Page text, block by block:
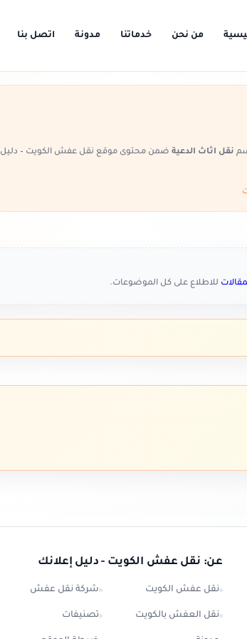
من نحن خدماتنا مدونة اتصل بنا
نقل اثاث الدعية ضمن محتوى موقع نقل عفش الكويت – دليل
للاطلاع على كل الموضوعات.
عن: نقل عفش الكويت - دليل إعلانك
نقل عفش الكويت شركة نقل عفش
نقل العفش بالكويت تصنيفات